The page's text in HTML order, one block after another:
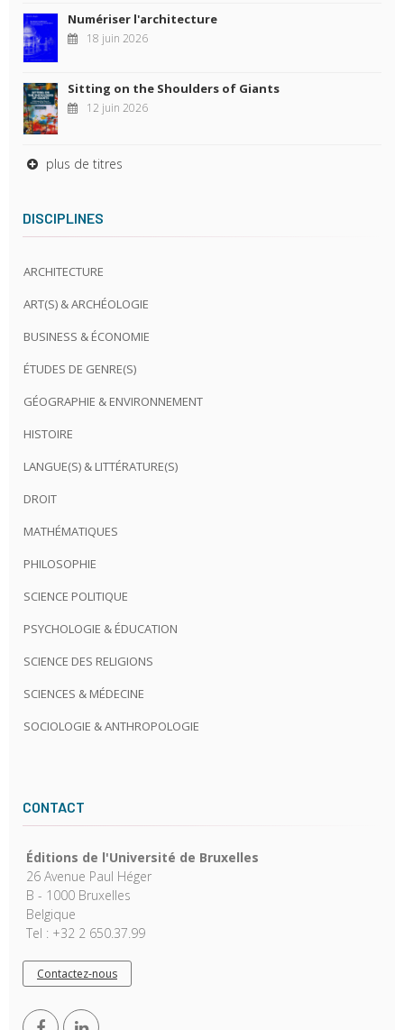
Numériser l'architecture
18 juin 2026
Sitting on the Shoulders of Giants
12 juin 2026
plus de titres
DISCIPLINES
ARCHITECTURE
ART(S) & ARCHÉOLOGIE
BUSINESS & ÉCONOMIE
ÉTUDES DE GENRE(S)
GÉOGRAPHIE & ENVIRONNEMENT
HISTOIRE
LANGUE(S) & LITTÉRATURE(S)
DROIT
MATHÉMATIQUES
PHILOSOPHIE
SCIENCE POLITIQUE
PSYCHOLOGIE & ÉDUCATION
SCIENCE DES RELIGIONS
SCIENCES & MÉDECINE
SOCIOLOGIE & ANTHROPOLOGIE
CONTACT
Éditions de l'Université de Bruxelles
26 Avenue Paul Héger
B - 1000 Bruxelles
Belgique
Tel : +32 2 650.37.99
Contactez-nous